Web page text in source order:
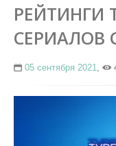
РЕЙТИНГИ
СЕРИАЛОВ
05 сентября 2021,